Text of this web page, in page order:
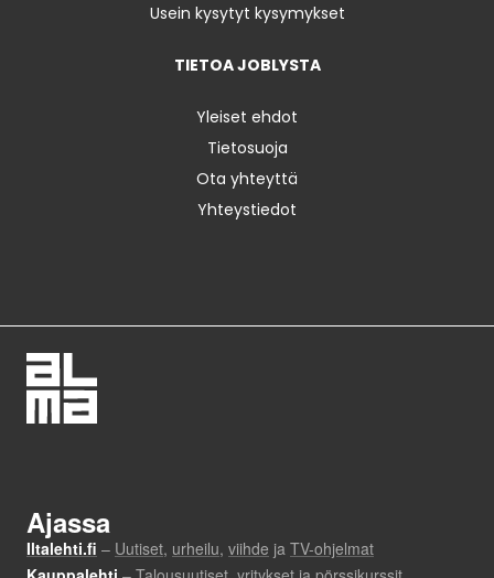
Usein kysytyt kysymykset
TIETOA JOBLYSTA
Yleiset ehdot
Tietosuoja
Ota yhteyttä
Yhteystiedot